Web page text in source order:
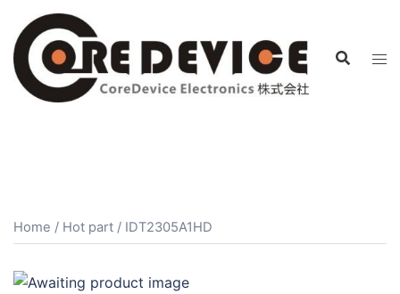
Home / Hot part / IDT2305A1HD